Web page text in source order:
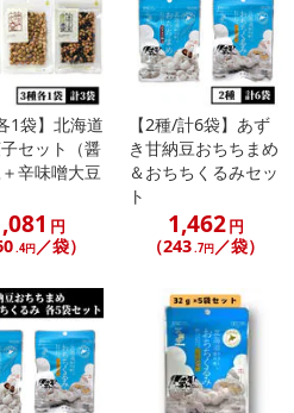
場合、商品によってご指定できる
がございます。
配送日時指定をご利用いただけませ
1袋】北海道
セット（醤
辛味噌大豆
円
.4円／袋）
【2種/計6袋】あず
き甘納豆おちちまめ
＆おちちくるみセッ
ト
1,462円
（243.7円／袋）